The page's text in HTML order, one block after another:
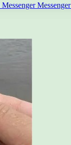
Messenger Messenger